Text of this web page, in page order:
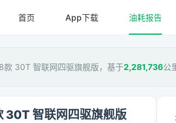
首页 App下载 油耗报告
款 30T 智联网四驱旗舰版，基于2,281,736公
30T 智联网四驱旗舰版